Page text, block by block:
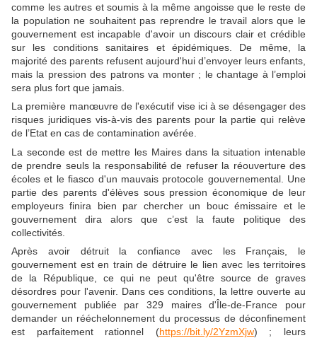
comme les autres et soumis à la même angoisse que le reste de
la population ne souhaitent pas reprendre le travail alors que le
gouvernement est incapable d'avoir un discours clair et crédible
sur les conditions sanitaires et épidémiques. De même, la
majorité des parents refusent aujourd'hui d’envoyer leurs enfants,
mais la pression des patrons va monter ; le chantage à l’emploi
sera plus fort que jamais.
La première manœuvre de l'exécutif vise ici à se désengager des
risques juridiques vis-à-vis des parents pour la partie qui relève
de l’Etat en cas de contamination avérée.
La seconde est de mettre les Maires dans la situation intenable
de prendre seuls la responsabilité de refuser la réouverture des
écoles et le fiasco d'un mauvais protocole gouvernemental. Une
partie des parents d'élèves sous pression économique de leur
employeurs finira bien par chercher un bouc émissaire et le
gouvernement dira alors que c’est la faute politique des
collectivités.
Après avoir détruit la confiance avec les Français, le
gouvernement est en train de détruire le lien avec les territoires
de la République, ce qui ne peut qu'être source de graves
désordres pour l'avenir. Dans ces conditions, la lettre ouverte au
gouvernement publiée par 329 maires d'Île-de-France pour
demander un rééchelonnement du processus de déconfinement
est parfaitement rationnel (https://bit.ly/2YzmXjw) ; leurs